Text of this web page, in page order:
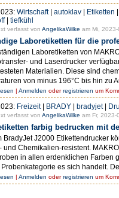
Wirtschaft| autoklav | Etiketten |
| tiefkühl
verfasst von AngelikaWilke am Mi, 2023-
Laboretiketten für die
Laboretiketten von
und Laserdrucker
Materialien. Diese sind
von minus 196°C bis hin zu
| Anmelden oderregistrieren um
Freizeit| BRADY | bradyjet|
verfasst von AngelikaWilke am Fr, 2023-
farbig bedrucken mit
BradyJet J2000 Etikettendrucker
und Chemikalien-resistent.
in allen erdenklichen Farben
es sich handelt.
| Anmelden oderregistrieren um